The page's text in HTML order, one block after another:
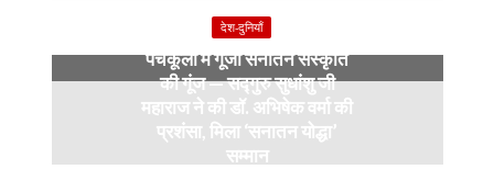
9 months ago
देश-दुनियाँ
पंचकूला में गूंजी सनातन संस्कृति
की गूंज — सद्गुरु सुधांशु जी
महाराज ने की डॉ. अभिषेक वर्मा की
प्रशंसा, मिला ‘सनातन योद्धा’
सम्मान